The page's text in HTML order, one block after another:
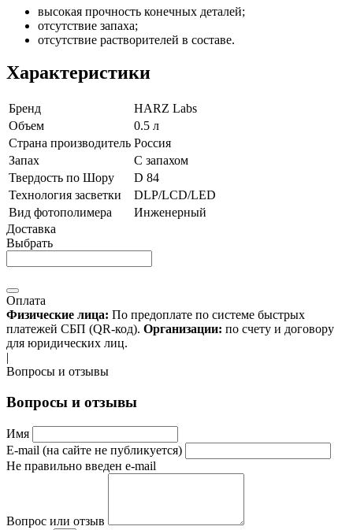
высокая прочность конечных деталей;
отсутствие запаха;
отсутствие растворителей в составе.
Характеристики
Бренд
HARZ Labs
Объем
0.5 л
Страна производитель Россия
Запах
С запахом
Твердость по Шору
D 84
Технология засветки
DLP/LCD/LED
Вид фотополимера
Инженерный
Доставка
Выбрать
Оплата
Физические лица: По предоплате по системе быстрых
платежей СБП (QR-код). Организации: по счету и договору
для юридических лиц.
|
Вопросы и отзывы
Вопросы и отзывы
Имя
E-mail (на сайте не публикуется)
Не правильно введен e-mail
Вопрос или отзыв